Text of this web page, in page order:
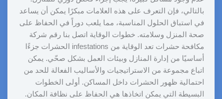
بالتالي، فإن التعرف على هذه العلامات مبكرًا يمكن أن يساعد
في استباق الحلول المناسبة، مما يلعب دوراً في الحفاظ على
صحة المنزل وسلامته. خطوات الوقاية اتصل بنا رقم شركة
مكافحة حشرات تعد الوقاية من infestations الحشرات جزءًا
أساسيًا من إدارة المنازل وبيئات العمل بشكل صحّي. يمكن
اتباع مجموعة من الاستراتيجيات والأساليب الفعالة للحد من
احتمالية ظهور الحشرات داخل المساكن. أولى الخطوات
البسيطة التي يمكن اتخاذها هي الحفاظ على نظافة المكان.